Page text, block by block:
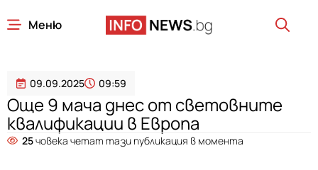
Меню
09.09.2025 09:59
Още 9 мача днес от световните
квалификации в Европа
25човека четат тази публикация в момента